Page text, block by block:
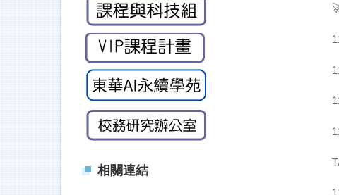
相關連結